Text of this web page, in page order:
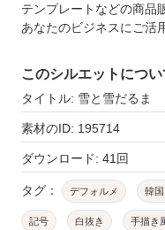
テンプレートなどの商品
あなたのビジネスにご活
このシルエットについ
タイトル: 雪と雪だるま
素材のID: 195714
ダウンロード: 41回
タグ： デフォルメ 韓国
記号 白抜き 手描き